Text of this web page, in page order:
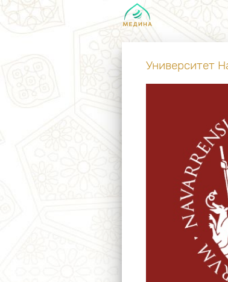
Университет